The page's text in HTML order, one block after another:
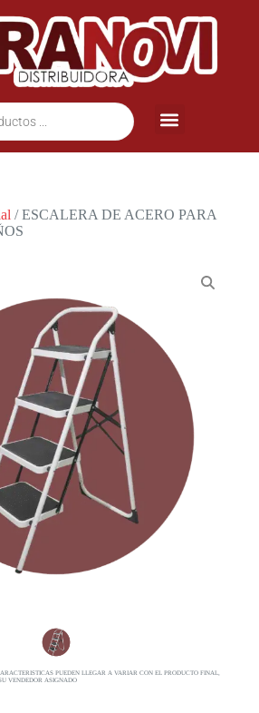
/ ESCALERA DE ACERO PARA
PUEDEN LLEGAR A VARIAR CON EL PRODUCTO FINAL,
VENDEDOR ASIGNADO